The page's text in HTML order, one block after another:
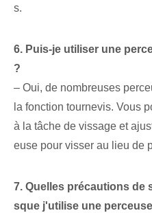
s.
6. Puis-je utiliser une
?
– Oui, de nombreuses
la fonction tournevis. Vous
à la tâche de vissage et
euse pour visser au lieu de
7. Quelles précautions de
sque j'utilise une